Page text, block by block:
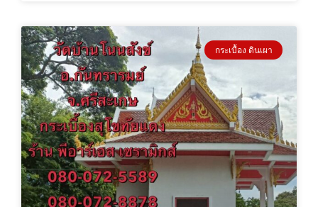
กระเบื้อง ดินเผา